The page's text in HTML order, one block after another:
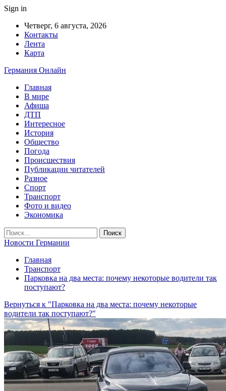
Sign in
Четверг, 6 августа, 2026
Контакты
Лента
Карта
Германия Онлайн
Главная
В мире
Афиша
ДТП
Интересное
История
Общество
Погода
Происшествия
Публикации читателей
Разное
Спорт
Транспорт
Фото и видео
Экономика
Новости Германии
Главная
Транспорт
Парковка на два места: почему некоторые водители так
поступают?
Вернуться к "Парковка на два места: почему некоторые
водители так поступают?"